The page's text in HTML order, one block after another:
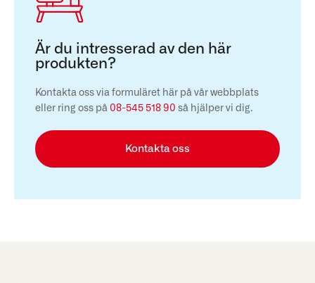
Är du intresserad av den här
produkten?
Kontakta oss via formuläret här på vår webbplats
eller ring oss på 08-545 518 90 så hjälper vi dig.
Kontakta oss